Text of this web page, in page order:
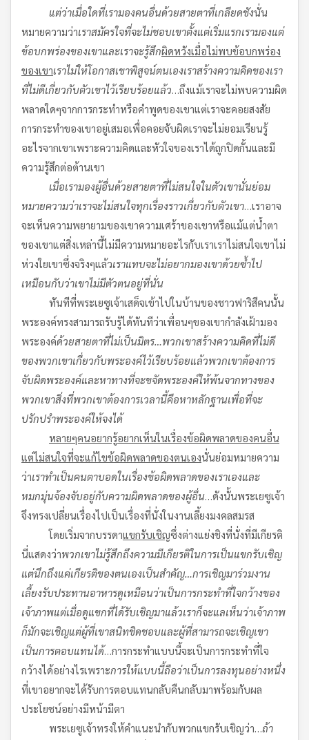
แต่ว่าเมื่อใดที่เรามองคนอื่นด้วยสายตาที่เกลียดชังนั่น
หมายความว่าเราสมัครใจที่จะไม่ชอบเขาตั้งแต่เริ่มแรกเรามองแต่
ข้อบกพร่องของเขาและเราจะรู้สึกผิดหวังเมื่อไม่พบข้อบกพร่อง
ของเขาเราไม่ให้โอกาสเขาพิสูจน์ตนเองเราสร้างความคิดของเรา
ที่ไม่ดีเกี่ยวกับตัวเขาไว้เรียบร้อยแล้ว…ถึงแม้เราจะไม่พบความผิด
พลาดใดๆจากการกระทำหรือคำพูดของเขาแต่เราจะคอยสงสัย
การกระทำของเขาอยู่เสมอเพื่อคอยจับผิดเราจะไม่ยอมเรียนรู้
อะไรจากเขาเพราะความคิดและหัวใจของเราได้ถูกปิดกั้นและมี
ความรู้สึกต่อต้านเขา
เมื่อเรามองผู้อื่นด้วยสายตาที่ไม่สนใจในตัวเขานั่นย่อม
หมายความว่าเราจะไม่สนใจทุกเรื่องราวเกี่ยวกับตัวเขา…เราอาจ
จะเห็นความพยายามของเขาความเศร้าของเขาหรือแม้แต่น้ำตา
ของเขาแต่สิ่งเหล่านี้ไม่มีความหมายอะไรกับเราเราไม่สนใจเขาไม่
ห่วงใยเขาซึ่งจริงๆแล้วเราแทบจะไม่อยากมองเขาด้วยซ้ำไป
เหมือนกับว่าเขาไม่มีตัวตนอยู่ที่นั่น
ทันทีที่พระเยซูเจ้าเสด็จเข้าไปในบ้านของชาวฟาริสีคนนั้น
พระองค์ทรงสามารถรับรู้ได้ทันทีว่าเพื่อนๆของเขากำลังเฝ้ามอง
พระองค์ด้วยสายตาที่ไม่เป็นมิตร…พวกเขาสร้างความคิดที่ไม่ดี
ของพวกเขาเกี่ยวกับพระองค์ไว้เรียบร้อยแล้วพวกเขาต้องการ
จับผิดพระองค์และหาทางที่จะขจัดพระองค์ให้พ้นจากทางของ
พวกเขาสิ่งที่พวกเขาต้องการเวลานี้คือหาหลักฐานเพื่อที่จะ
ปรักปรำพระองค์ให้จงได้
หลายๆคนอยากรู้อยากเห็นในเรื่องข้อผิดพลาดของคนอื่น
แต่ไม่สนใจที่จะแก้ไขข้อผิดพลาดของตนเองนั่นย่อมหมายความ
ว่าเราทำเป็นคนตาบอดในเรื่องข้อผิดพลาดของเราเองและ
หมกมุ่นจ้องจับอยู่กับความผิดพลาดของผู้อื่น…ดังนั้นพระเยซูเจ้า
จึงทรงเปลี่ยนเรื่องไปเป็นเรื่องที่นั่งในงานเลี้ยงมงคลสมรส
โดยเริ่มจากบรรดาแขกรับเชิญซึ่งต่างแย่งชิงที่นั่งที่มีเกียรติ
นี่แสดงว่าพวกเขาไม่รู้สึกถึงความมีเกียรติในการเป็นแขกรับเชิญ
แต่นึกถึงแค่เกียรติของตนเองเป็นสำคัญ…การเชิญมาร่วมงาน
เลี้ยงรับประทานอาหารดูเหมือนว่าเป็นการกระทำที่ใจกว้างของ
เจ้าภาพแต่เมื่อดูแขกที่ได้รับเชิญมาแล้วเราก็จะแลเห็นว่าเจ้าภาพ
ก็มักจะเชิญแต่ผู้ที่เขาสนิทชิดชอบและผู้ที่สามารถจะเชิญเขา
เป็นการตอบแทนได้…การกระทำแบบนี้จะเป็นการกระทำที่ใจ
กว้างได้อย่างไรเพราะการให้แบบนี้ถือว่าเป็นการลงทุนอย่างหนึ่ง
ที่เขาอยากจะได้รับการตอบแทนกลับคืนกลับมาพร้อมกับผล
ประโยชน์อย่างมีหน้ามีตา
พระเยซูเจ้าทรงให้คำแนะนำกับพวกแขกรับเชิญว่า…ถ้า